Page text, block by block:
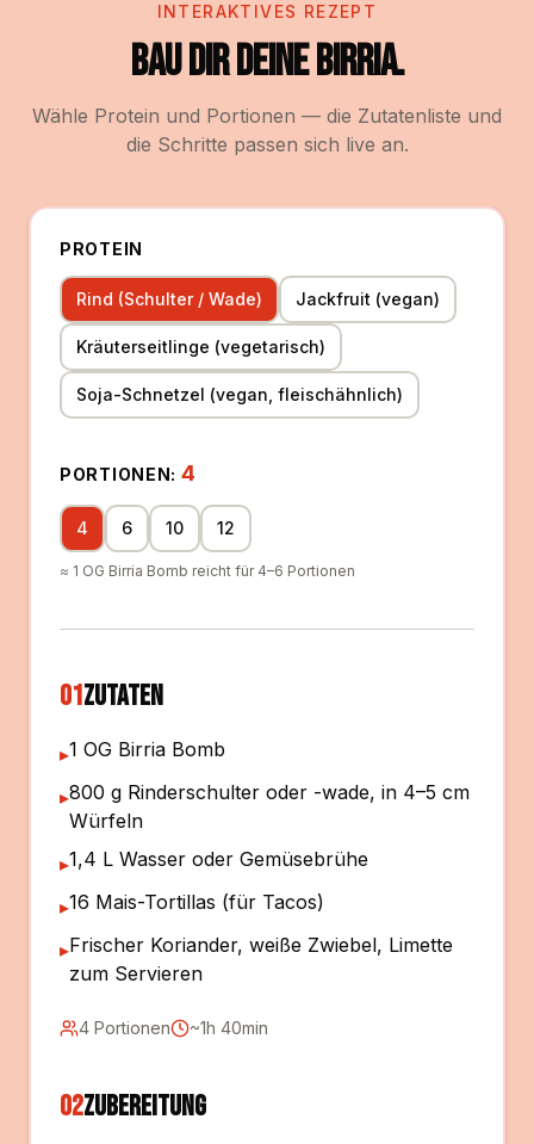
INTERAKTIVES REZEPT
Bau dir deine Birria.
Wähle Protein und Portionen — die Zutatenliste und
die Schritte passen sich live an.
PROTEIN
Rind (Schulter / Wade) Jackfruit (vegan)
Kräuterseitlinge (vegetarisch)
Soja-Schnetzel (vegan, fleischähnlich)
PORTIONEN: 4
4 6 10 12
≈ 1 OG Birria Bomb reicht für 4–6 Portionen
01Zutaten
▸1 OG Birria Bomb
▸800 g Rinderschulter oder -wade, in 4–5 cm
Würfeln
▸1,4 L Wasser oder Gemüsebrühe
▸16 Mais-Tortillas (für Tacos)
▸Frischer Koriander, weiße Zwiebel, Limette
zum Servieren
4 Portionen ~1h 40min
02Zubereitung